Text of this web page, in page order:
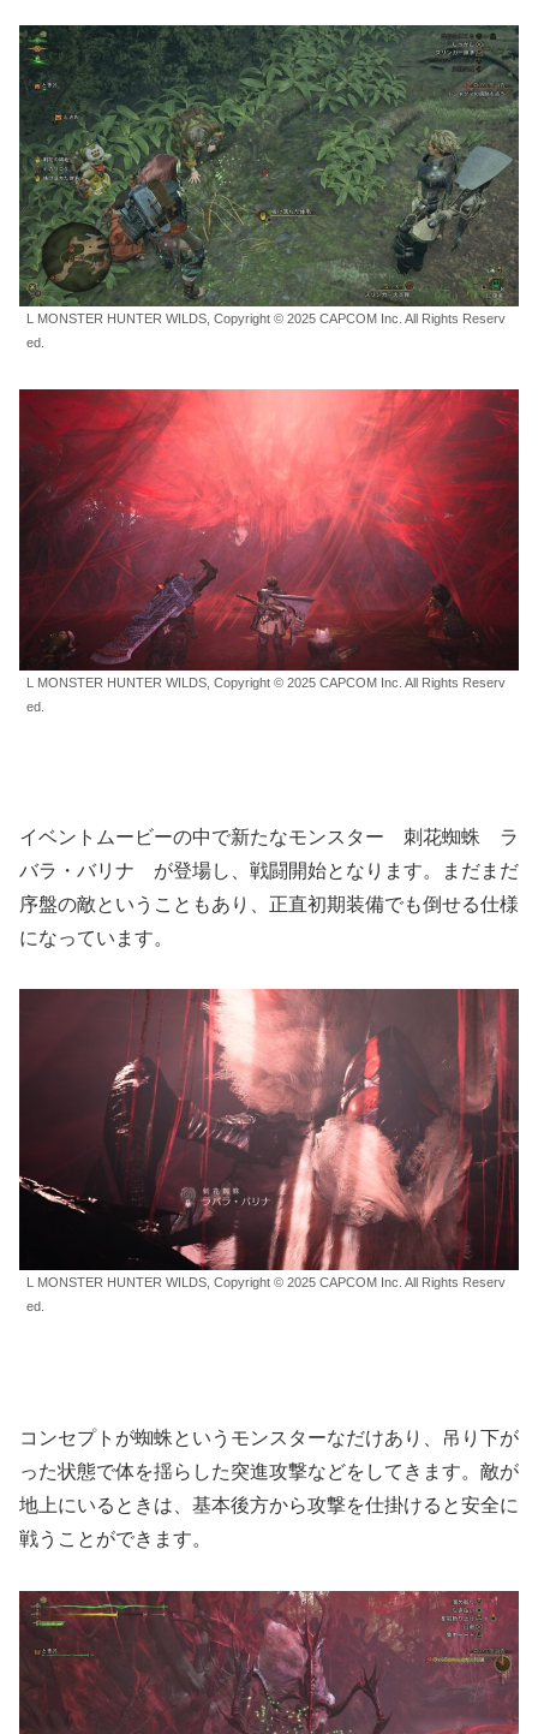
L MONSTER HUNTER WILDS, Copyright © 2025 CAPCOM Inc. All Rights Reserv
ed.
L MONSTER HUNTER WILDS, Copyright © 2025 CAPCOM Inc. All Rights Reserv
ed.
イベントムービーの中で新たなモンスター 刺花蜘蛛 ラ
バラ・バリナ が登場し、戦闘開始となります。まだまだ
序盤の敵ということもあり、正直初期装備でも倒せる仕様
になっています。
L MONSTER HUNTER WILDS, Copyright © 2025 CAPCOM Inc. All Rights Reserv
ed.
コンセプトが蜘蛛というモンスターなだけあり、吊り下が
った状態で体を揺らした突進攻撃などをしてきます。敵が
地上にいるときは、基本後方から攻撃を仕掛けると安全に
戦うことができます。